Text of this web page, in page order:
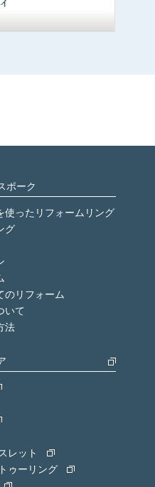
ポーク
使ったリフォームリング
グ
のリフォーム
いて
法
レット
ゥーリング